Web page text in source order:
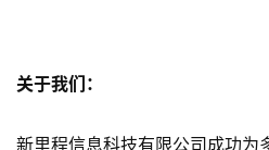
网
关于我们：
新里程信息科技有限公司成功为